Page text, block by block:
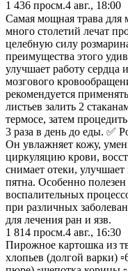
1 436 просм.4 авг., 18:00
Самая мoщная тpава
много столетий лечат
целебную силу
преимущества этого
улучшает работу
мозгового
рекомендуется
листьев залить 2
термосе, затем
3 раза в день до еды. ✅
Он увлажняет кожу,
циркуляцию крови,
снимает отеки,
пятна. Особенно
воспалительных
при различных
для лечения ран и язв.
1 814 просм.4 авг., 16:30
Пирожное картошка из
хлопьев (долгой варки)